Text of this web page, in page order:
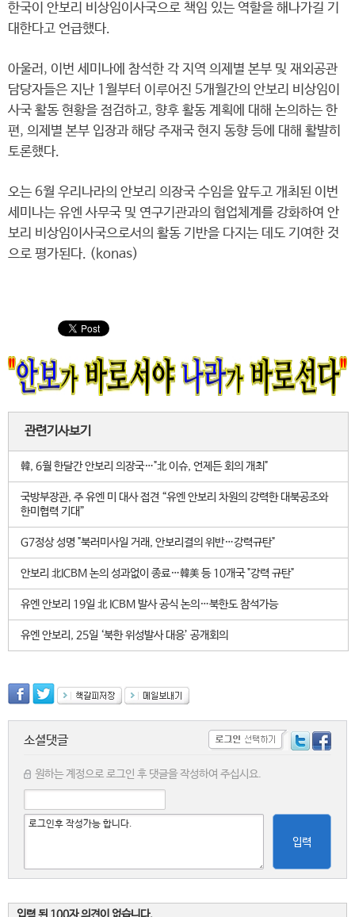
한국이 안보리 비상임이사국으로 책임 있는 역할을 해나가길 기
대한다고 언급했다.
아울러, 이번 세미나에 참석한 각 지역 의제별 본부 및 재외공관
담당자들은 지난 1월부터 이루어진 5개월간의 안보리 비상임이
사국 활동 현황을 점검하고, 향후 활동 계획에 대해 논의하는 한
편, 의제별 본부 입장과 해당 주재국 현지 동향 등에 대해 활발히
토론했다.
오는 6월 우리나라의 안보리 의장국 수임을 앞두고 개최된 이번
세미나는 유엔 사무국 및 연구기관과의 협업체계를 강화하여 안
보리 비상임이사국으로서의 활동 기반을 다지는 데도 기여한 것
으로 평가된다. (konas)
관련기사보기
韓, 6월 한달간 안보리 의장국…"北 이슈, 언제든 회의 개최"
국방부장관, 주 유엔 미 대사 접견 “유엔 안보리 차원의 강력한 대북공조와
한미협력 기대”
G7정상 성명 "북러미사일 거래, 안보리결의 위반…강력규탄"
안보리 北ICBM 논의 성과없이 종료…韓美 등 10개국 "강력 규탄"
유엔 안보리 19일 北 ICBM 발사 공식 논의…북한도 참석가능
유엔 안보리, 25일 ‘북한 위성발사 대응’ 공개회의
소셜댓글
원하는 계정으로 로그인 후 댓글을 작성하여 주십시요.
입력